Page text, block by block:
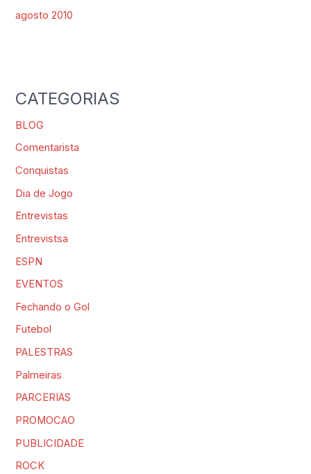
agosto 2010
CATEGORIAS
BLOG
Comentarista
Conquistas
Dia de Jogo
Entrevistas
Entrevistsa
ESPN
EVENTOS
Fechando o Gol
Futebol
PALESTRAS
Palmeiras
PARCERIAS
PROMOCAO
PUBLICIDADE
ROCK